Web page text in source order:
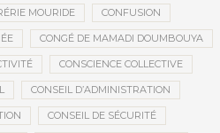
MOURIDE CONFUSION
CONGÉ DE MAMADI DOUMBOUYA
CONSCIENCE COLLECTIVE
CONSEIL D’ADMINISTRATION
CONSEIL DE SÉCURITÉ